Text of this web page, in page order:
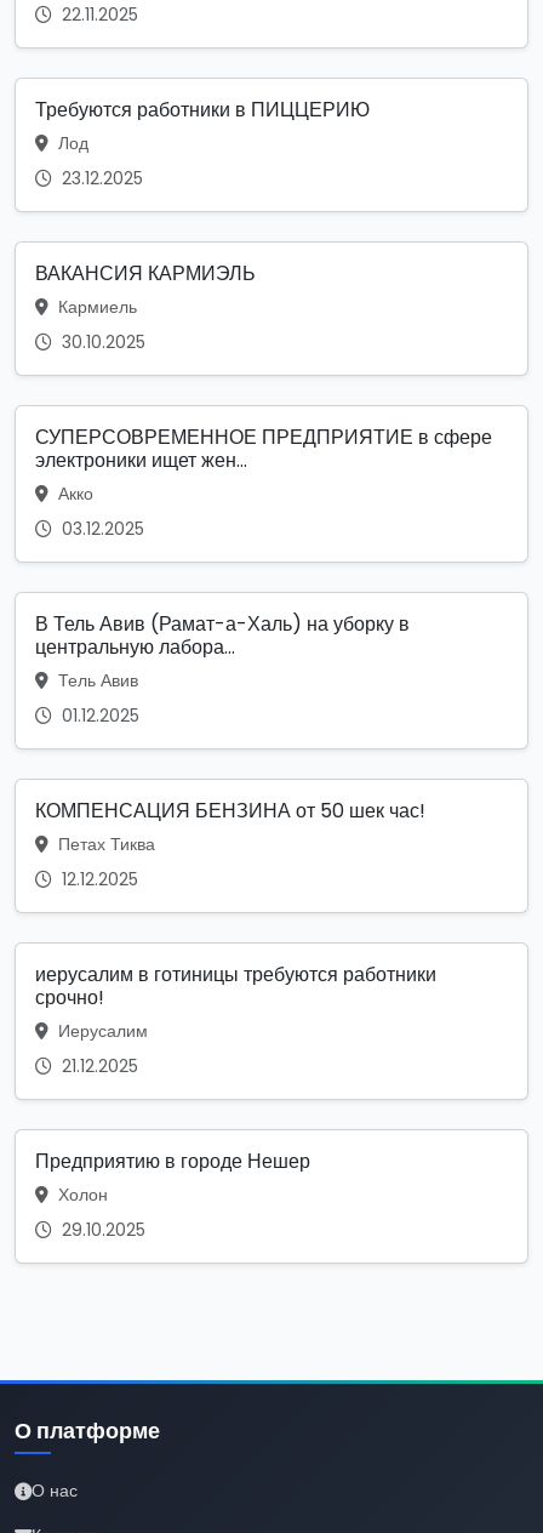
22.11.2025
Требуются работники в ПИЦЦЕРИЮ
Лод
23.12.2025
ВАКАНСИЯ КАРМИЭЛЬ
Кармиель
30.10.2025
СУПЕРСОВРЕМЕННОЕ ПРЕДПРИЯТИЕ в сфере
электроники ищет жен...
Акко
03.12.2025
В Тель Авив (Рамат-а-Халь) на уборку в
центральную лабора...
Тель Авив
01.12.2025
КОМПЕНСАЦИЯ БЕНЗИНА от 50 шек час!
Петах Тиква
12.12.2025
иерусалим в готиницы требуются работники
срочно!
Иерусалим
21.12.2025
Предприятию в городе Нешер
Холон
29.10.2025
О платформе
О нас